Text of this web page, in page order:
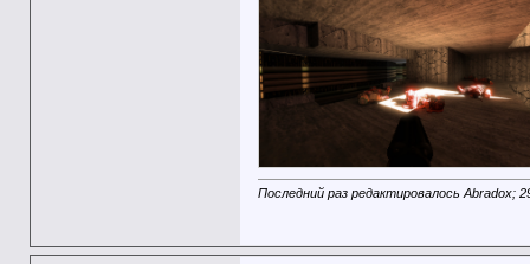
Последний раз редактировалось Abradox;